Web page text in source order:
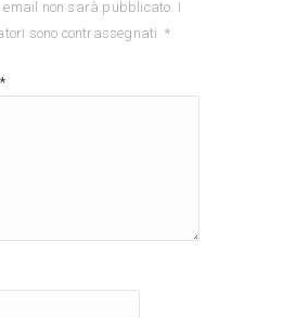
email non sarà pubblicato. I
sono contrassegnati *
*